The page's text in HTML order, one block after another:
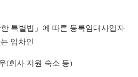
특별법」에 따른 등록임대사업자
임차인
(회사 지원 숙소 등)